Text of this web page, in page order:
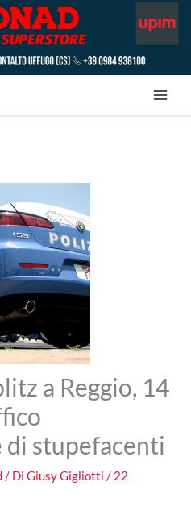
a Reggio, 14
stupefacenti
/ DiGiusy Gigliotti/ 22